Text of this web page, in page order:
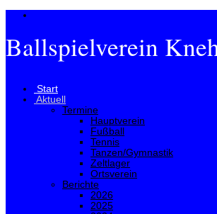
Ballspielverein
Start
Aktuell
Termine
Hauptverein
Fußball
Tennis
Tanzen/Gymnastik
Zeltlager
Ortsverein
Berichte
2026
2025